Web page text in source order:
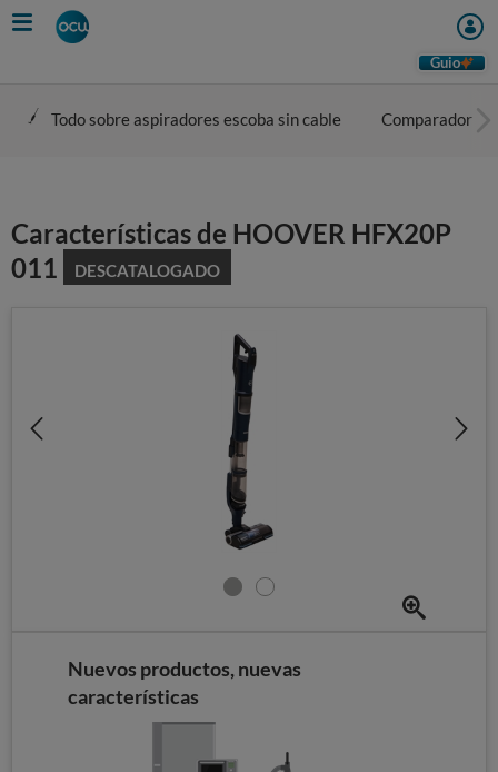
Skip
to
Guio
Todo sobre aspiradores escoba sin cable Comparador
Características de HOOVER HFX20P
011
DESCATALOGADO
Nuevos productos, nuevas
características